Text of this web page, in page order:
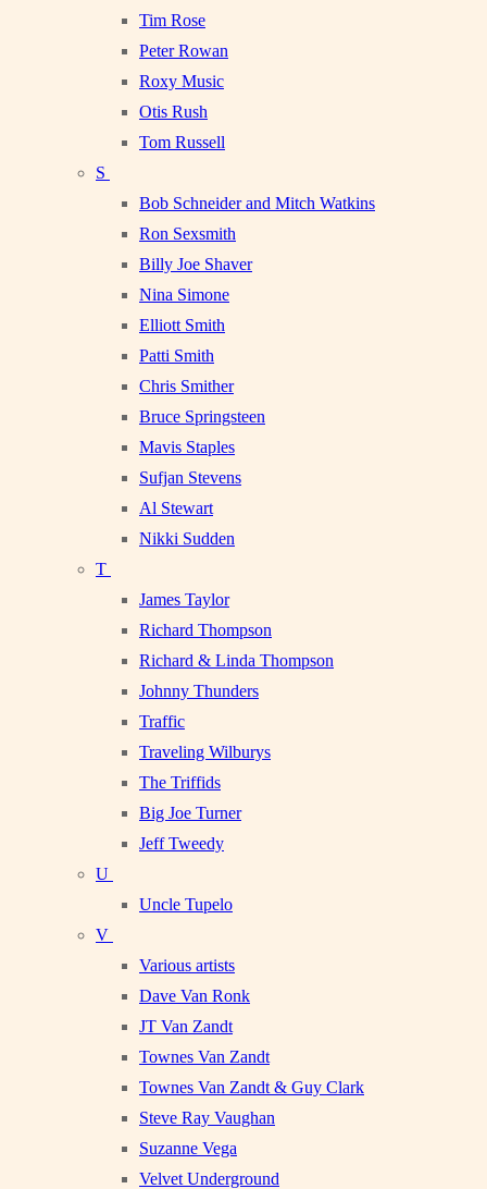
Tim Rose
Peter Rowan
Roxy Music
Otis Rush
Tom Russell
S
Bob Schneider and Mitch Watkins
Ron Sexsmith
Billy Joe Shaver
Nina Simone
Elliott Smith
Patti Smith
Chris Smither
Bruce Springsteen
Mavis Staples
Sufjan Stevens
Al Stewart
Nikki Sudden
T
James Taylor
Richard Thompson
Richard & Linda Thompson
Johnny Thunders
Traffic
Traveling Wilburys
The Triffids
Big Joe Turner
Jeff Tweedy
U
Uncle Tupelo
V
Various artists
Dave Van Ronk
JT Van Zandt
Townes Van Zandt
Townes Van Zandt & Guy Clark
Steve Ray Vaughan
Suzanne Vega
Velvet Underground